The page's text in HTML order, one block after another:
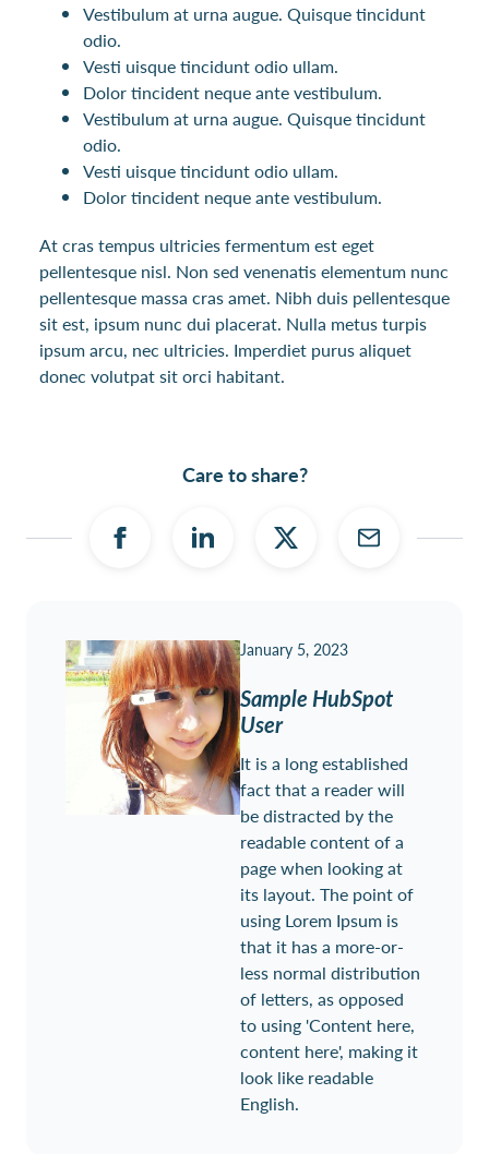
Vestibulum at urna augue. Quisque tincidunt
odio.
Vesti uisque tincidunt odio ullam.
Dolor tincident neque ante vestibulum.
Vestibulum at urna augue. Quisque tincidunt
odio.
Vesti uisque tincidunt odio ullam.
Dolor tincident neque ante vestibulum.
At cras tempus ultricies fermentum est eget
pellentesque nisl. Non sed venenatis elementum nunc
pellentesque massa cras amet. Nibh duis pellentesque
sit est, ipsum nunc dui placerat. Nulla metus turpis
ipsum arcu, nec ultricies. Imperdiet purus aliquet
donec volutpat sit orci habitant.
Care to share?
January 5, 2023
Sample HubSpot
User
It is a long established
fact that a reader will
be distracted by the
readable content of a
page when looking at
its layout. The point of
using Lorem Ipsum is
that it has a more-or-
less normal distribution
of letters, as opposed
to using 'Content here,
content here', making it
look like readable
English.